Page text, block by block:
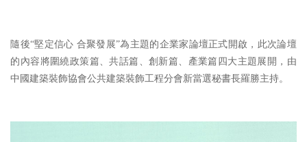
隨後“堅定信心 合聚發展”為主題的企業家論壇正式開啟，此次論壇
的內容將圍繞政策篇、共話篇、創新篇、產業篇四大主題展開，由
中國建築裝飾協會公共建築裝飾工程分會新當選秘書長羅勝主持。